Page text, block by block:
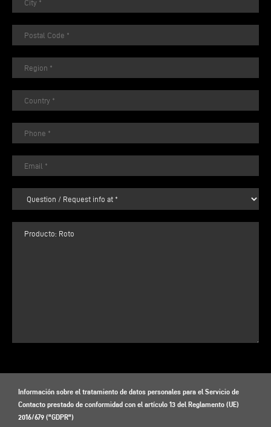
Información sobre el tratamiento de datos personales para el Servicio de
Contacto prestado de conformidad con el artículo 13 del Reglamento (UE)
2016/679 ("GDPR")